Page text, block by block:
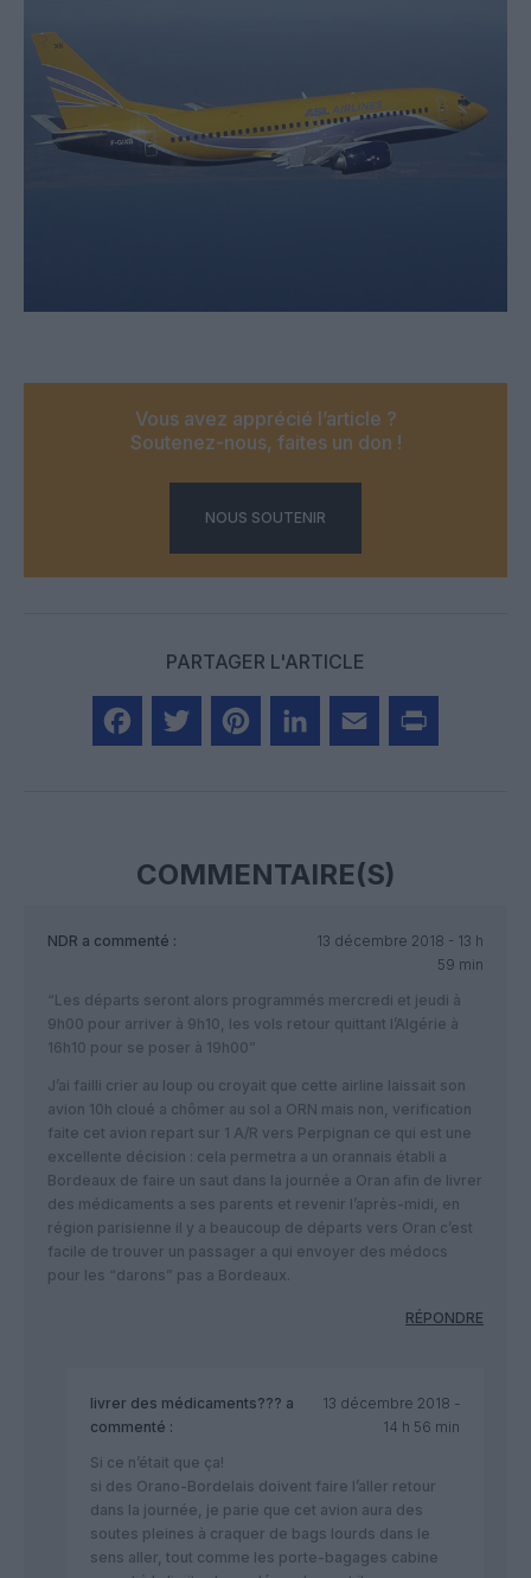
Vous avez apprécié l’article ?
Soutenez-nous, faites un don !
NOUS SOUTENIR
PARTAGER L'ARTICLE
COMMENTAIRE(S)
NDR a commenté :
13 décembre 2018 - 13 h
59 min
“Les départs seront alors programmés mercredi et jeudi à
9h00 pour arriver à 9h10, les vols retour quittant l’Algérie à
16h10 pour se poser à 19h00”
J’ai failli crier au loup ou croyait que cette airline laissait son
avion 10h cloué a chômer au sol a ORN mais non, verification
faite cet avion repart sur 1 A/R vers Perpignan ce qui est une
excellente décision : cela permetra a un orannais établi a
Bordeaux de faire un saut dans la journée a Oran afin de livrer
des médicaments a ses parents et revenir l’après-midi, en
région parisienne il y a beaucoup de départs vers Oran c’est
facile de trouver un passager a qui envoyer des médocs
pour les “darons” pas a Bordeaux.
RÉPONDRE
livrer des médicaments??? a
commenté :
13 décembre 2018 -
14 h 56 min
Si ce n’était que ça!
si des Orano-Bordelais doivent faire l’aller retour
dans la journée, je parie que cet avion aura des
soutes pleines à craquer de bags lourds dans le
sens aller, tout comme les porte-bagages cabine